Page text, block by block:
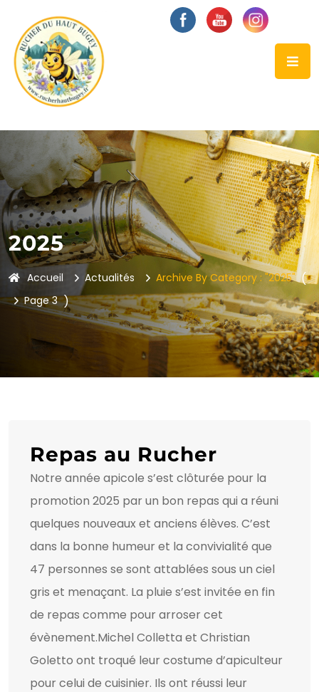
2025
Accueil Actualités Archive By Category : "2025" (
Page 3 )
Repas au Rucher
Notre année apicole s’est clôturée pour la
promotion 2025 par un bon repas qui a réuni
quelques nouveaux et anciens élèves. C’est
dans la bonne humeur et la convivialité que
47 personnes se sont attablées sous un ciel
gris et menaçant. La pluie s’est invitée en fin
de repas comme pour arroser cet
évènement.Michel Colletta et Christian
Goletto ont troqué leur costume d’apiculteur
pour celui de cuisinier. Ils ont réussi leur